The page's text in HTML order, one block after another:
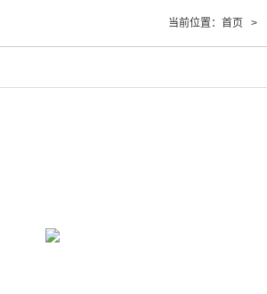
当前位置： 首页 >